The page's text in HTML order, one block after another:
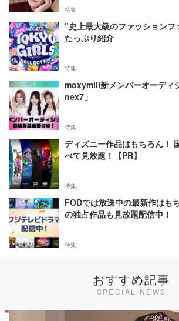
特集
"史上最大級のファッション
たっぷり紹介
特集
moxymill新メンバーオーディ
nex7」
特集
ディズニー作品はもちろん！
べて見放題！【PR】
特集
FODでは放送中の最新作はも
の独占作品も見放題配信中！
特集
おすすめ記事
SPECIAL NEWS